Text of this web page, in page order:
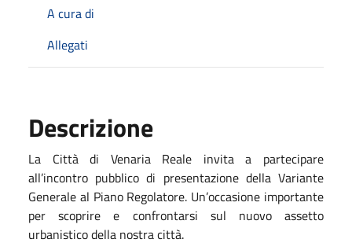
A cura di
Allegati
Descrizione
La Città di Venaria Reale invita a partecipare
all’incontro pubblico di presentazione della Variante
Generale al Piano Regolatore. Un’occasione importante
per scoprire e confrontarsi sul nuovo assetto
urbanistico della nostra città.